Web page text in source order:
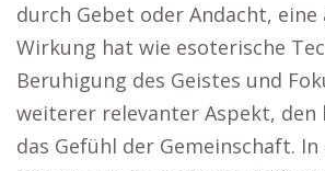
durch Gebet oder Andacht, eine
Wirkung hat wie esoterische
Beruhigung des Geistes und
weiterer relevanter Aspekt, den
das Gefühl der Gemeinschaft. In